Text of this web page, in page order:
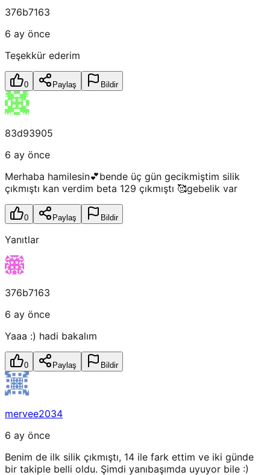
376b7163
6 ay önce
Teşekkür ederim
0 Paylaş Bildir
83d93905
6 ay önce
Merhaba hamilesin💕bende üç gün gecikmiştim silik
çıkmıştı kan verdim beta 129 çıkmıştı 🥰gebelik var
0 Paylaş Bildir
Yanıtlar
376b7163
6 ay önce
Yaaa :) hadi bakalım
0 Paylaş Bildir
mervee2034
6 ay önce
Benim de ilk silik çıkmıştı, 14 ile fark ettim ve iki günde
bir takiple belli oldu. Şimdi yanıbaşımda uyuyor bile :)